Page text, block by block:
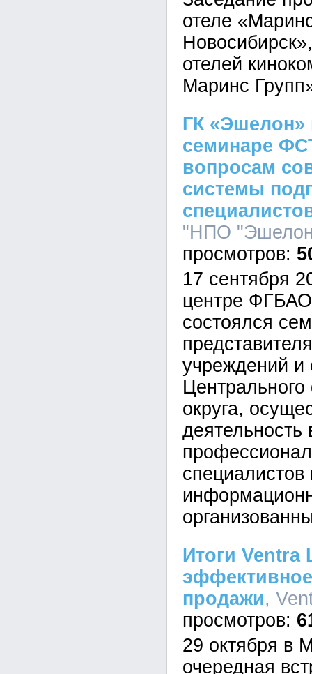
отеле
отелей
Маринс
ГК «Эшелон»
семинаре
вопросам
системы
"НПО
17 сентября
центре
состоялся
учреждений и
округа,
деятельность
специалистов
Итоги Ventra
продажи,
29 октября в
очередная